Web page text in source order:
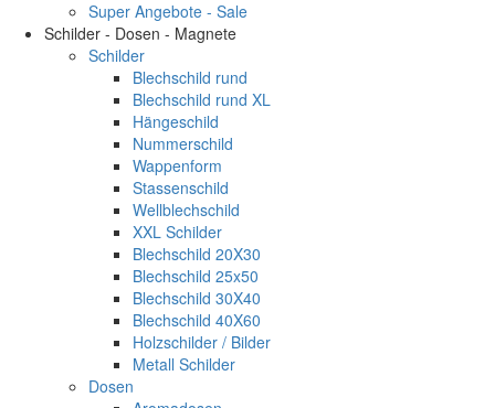
Super Angebote - Sale
Schilder - Dosen - Magnete
Schilder
Blechschild rund
Blechschild rund XL
Hängeschild
Nummerschild
Wappenform
Stassenschild
Wellblechschild
XXL Schilder
Blechschild 20X30
Blechschild 25x50
Blechschild 30X40
Blechschild 40X60
Holzschilder / Bilder
Metall Schilder
Dosen